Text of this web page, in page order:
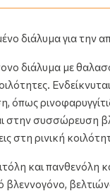
διάλυμα για την
διάλυμα με
όπως
στην συσσώρευση
στη ρινική
και πανθενόλη
βλεννογόνο,